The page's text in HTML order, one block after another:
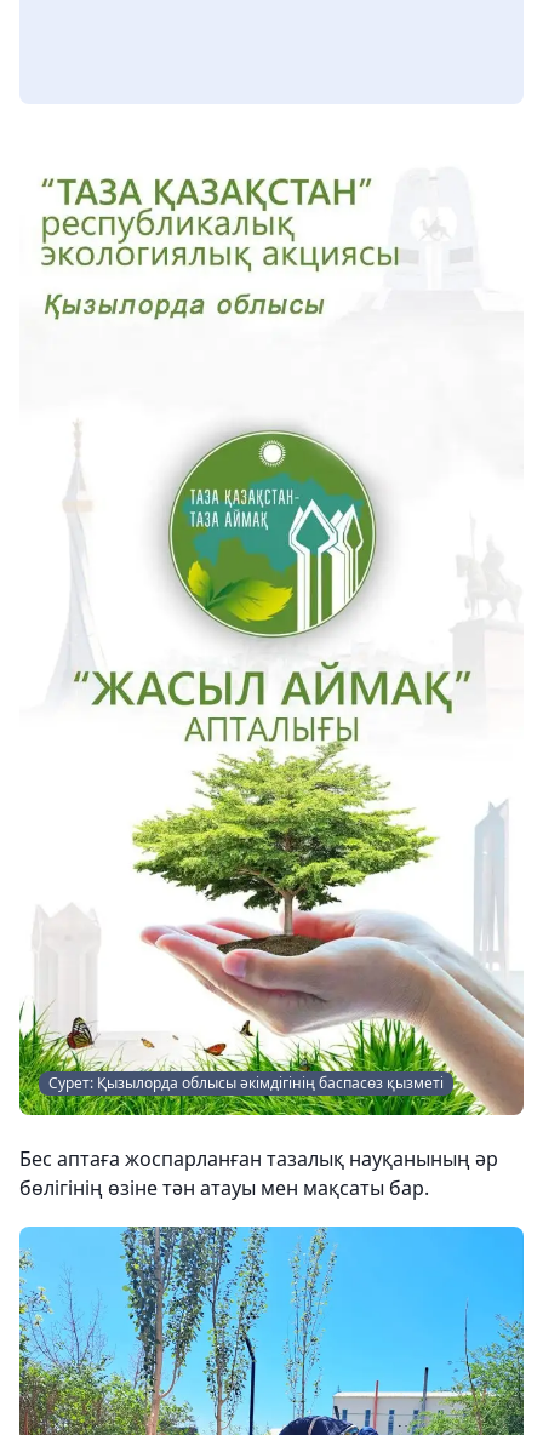
Сурет: Қызылорда облысы әкімдігінің баспасөз қызметі
Бес аптаға жоспарланған тазалық науқанының әр
бөлігінің өзіне тән атауы мен мақсаты бар.